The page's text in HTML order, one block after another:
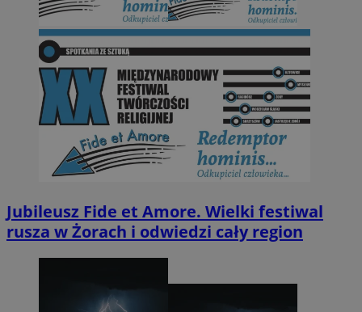
Jubileusz Fide et Amore. Wielki festiwal
rusza w Żorach i odwiedzi cały region